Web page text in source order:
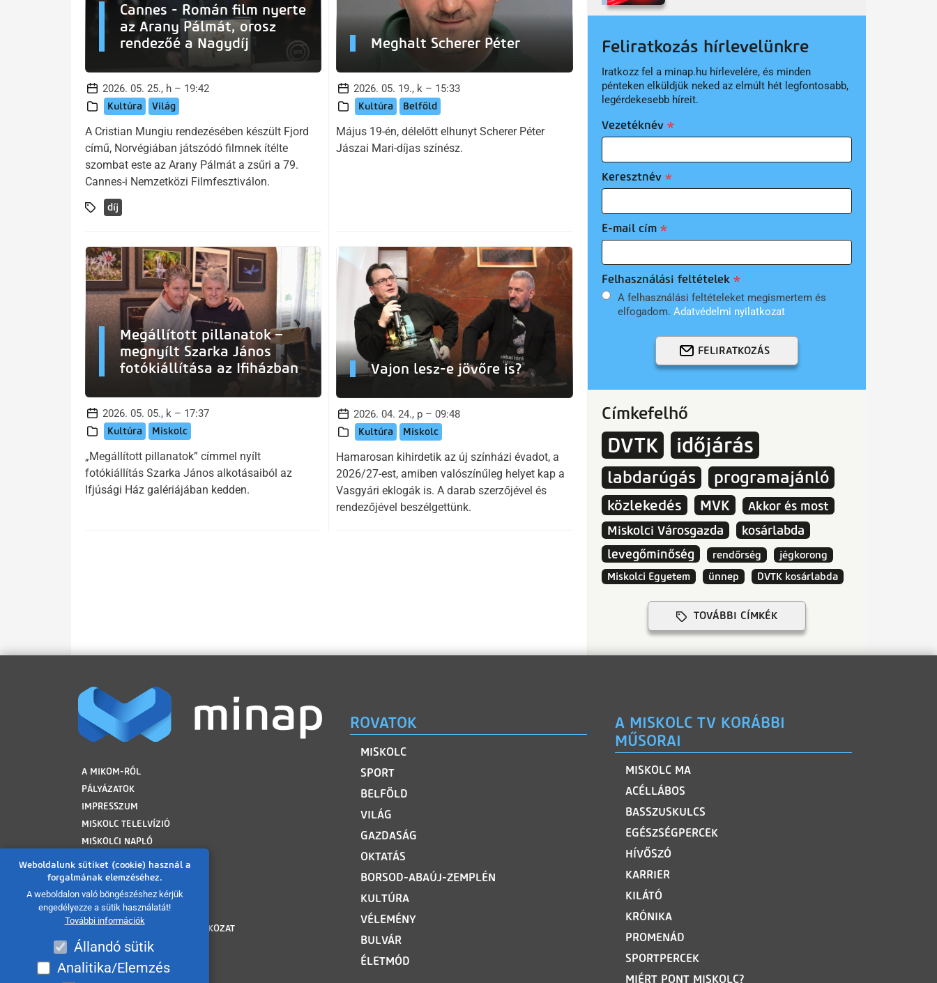
Weboldalunk sütiket (cookie) használ a
forgalmának elemzéséhez.
A weboldalon való böngészéshez kérjük
engedélyezze a sütik használatát!
További információk
Állandó sütik
Analitika/Elemzés
Cannes - Román film nyerte
az Arany Pálmát, orosz
rendezőé a Nagydíj
2026. 05. 25., h – 19:42
Kultúra Világ
A Cristian Mungiu rendezésében készült Fjord
című, Norvégiában játszódó filmnek ítélte
szombat este az Arany Pálmát a zsűri a 79.
Cannes-i Nemzetközi Filmfesztiválon.
díj
Meghalt Scherer Péter
2026. 05. 19., k – 15:33
Kultúra Belföld
Május 19-én, délelőtt elhunyt Scherer Péter
Jászai Mari-díjas színész.
Megállított pillanatok –
megnyílt Szarka János
fotókiállítása az Ifiházban
2026. 05. 05., k – 17:37
Kultúra Miskolc
„Megállított pillanatok” címmel nyílt
fotókiállítás Szarka János alkotásaiból az
Ifjúsági Ház galériájában kedden.
Vajon lesz-e jövőre is?
2026. 04. 24., p – 09:48
Kultúra Miskolc
Hamarosan kihirdetik az új színházi évadot, a
2026/27-est, amiben valószínűleg helyet kap a
Vasgyári eklogák is. A darab szerzőjével és
rendezőjével beszélgettünk.
Feliratkozás hírlevelünkre
Iratkozz fel a minap.hu hírlevelére, és minden
pénteken elküldjük neked az elmúlt hét legfontosabb,
legérdekesebb híreit.
Vezetéknév
Keresztnév
E-mail cím
Felhasználási feltételek
A felhasználási feltételeket megismertem és
elfogadom. Adatvédelmi nyilatkozat
FELIRATKOZÁS
Címkefelhő
DVTK időjárás
labdarúgás programajánló
közlekedés MVK
Akkor és most
Miskolci Városgazda
kosárlabda
levegőminőség
rendőrség
jégkorong
Miskolci Egyetem
ünnep DVTK kosárlabda
TOVÁBBI CÍMKÉK
LÁBLÉC
A MIKOM-RÓL
PÁLYÁZATOK
IMPRESSZUM
MISKOLC TELELVÍZIÓ
MISKOLCI NAPLÓ
FELHASZNÁLÁSI FELTÉTELEK
ADATVÉDELMI TÁJÉKOZTATÓ
SÜTI TÁJÉKOZTATÓ
AKADÁLYMENTESÍTÉSI NYILATKOZAT
KÖZÉRDEKŰ ADATOK
KÖZADATKERESŐ
ROVATOK
MISKOLC
SPORT
BELFÖLD
VILÁG
GAZDASÁG
OKTATÁS
BORSOD-ABAÚJ-ZEMPLÉN
KULTÚRA
VÉLEMÉNY
BULVÁR
ÉLETMÓD
A MISKOLC TV KORÁBBI
MŰSORAI
MISKOLC MA
ACÉLLÁBOS
BASSZUSKULCS
EGÉSZSÉGPERCEK
HÍVŐSZÓ
KARRIER
KILÁTÓ
KRÓNIKA
PROMENÁD
SPORTPERCEK
MIÉRT PONT MISKOLC?